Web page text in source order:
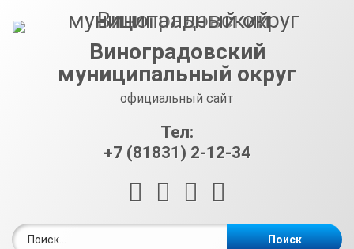
Виноградовский
муниципальный округ
официальный сайт
Тел:
+7 (81831) 2-12-34
RSS E-mailВКонтакте